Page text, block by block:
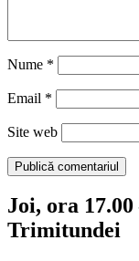
Nume *
Email *
Site web
Joi, ora
Trimitundei